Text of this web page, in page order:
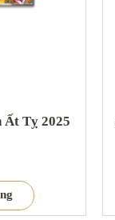
Ất Tỵ 2025